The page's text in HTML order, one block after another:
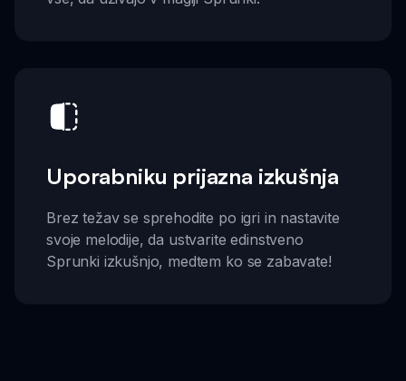
Uporabniku prijazna izkušnja
Brez težav se sprehodite po igri in nastavite
svoje melodije, da ustvarite edinstveno
Sprunki izkušnjo, medtem ko se zabavate!